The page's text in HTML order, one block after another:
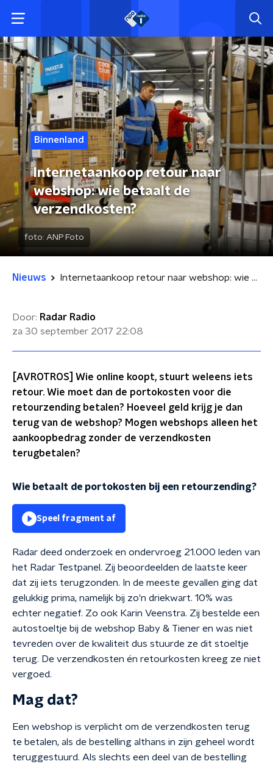
Binnenland
Internetaankoop retour naar
webshop: wie betaalt de
verzendkosten?
foto: ANP Foto
Nieuws Internetaankoop retour naar webshop: wie betaalt de verzendkosten?
Door: Radar Radio
za 30 september 2017 22:08
[AVROTROS] Wie online koopt, stuurt weleens iets
retour. Wie moet dan de portokosten voor die
retourzending betalen? Hoeveel geld krijg je dan
terug van de webshop? Mogen webshops alleen het
aankoopbedrag zonder de verzendkosten
terugbetalen?
Wie betaalt de portokosten bij een retourzending?
Speel fragment af
Radar deed onderzoek en ondervroeg 21.000 leden van
het Radar Testpanel. Zij beoordeelden de laatste keer
dat zij iets terugzonden. In de meeste gevallen ging dat
gelukkig prima, namelijk bij zo'n driekwart. 10% was
echter negatief. Zo ook Karin Veenstra. Zij bestelde een
autostoeltje bij de webshop Baby & Tiener en was niet
tevreden over de kwaliteit dus stuurde ze dit stoeltje
terug. De verzendkosten én retourkosten kreeg ze niet
vergoed.
Mag dat?
Een webshop is verplicht om de verzendkosten terug
te betalen, als de bestelling althans in zijn geheel wordt
teruggestuurd. Als slechts een deel van de bestelling